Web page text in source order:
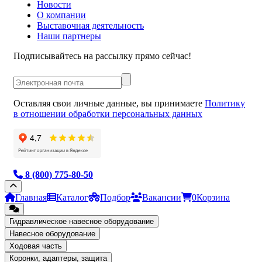
Новости
О компании
Выставочная деятельность
Наши партнеры
Подписывайтесь на рассылку прямо сейчас!
Оставляя свои личные данные, вы принимаете Политику
в отношении обработки персональных данных
8 (800) 775-80-50
Главная Каталог Подбор Вакансии 0Корзина
Гидравлическое навесное оборудование
Навесное оборудование
Ходовая часть
Коронки, адаптеры, защита